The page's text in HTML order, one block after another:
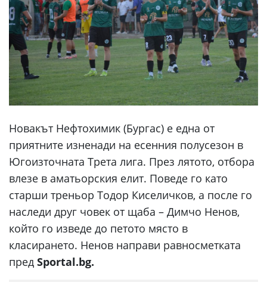
Новакът Нефтохимик (Бургас) е една от
приятните изненади на есенния полусезон в
Югоизточната Трета лига. През лятото, отбора
влезе в аматьорския елит. Поведе го като
старши треньор Тодор Киселичков, а после го
наследи друг човек от щаба – Димчо Ненов,
който го изведе до петото място в
класирането. Ненов направи равносметката
пред Sportal.bg.